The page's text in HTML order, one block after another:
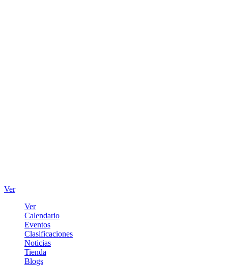
Ver
Ver
Calendario
Eventos
Clasificaciones
Noticias
Tienda
Blogs